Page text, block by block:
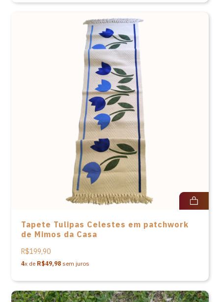
Tapete Tulipas Celestes em patchwork
de Mimos da Casa
R$199,90
4x de R$49,98 sem juros